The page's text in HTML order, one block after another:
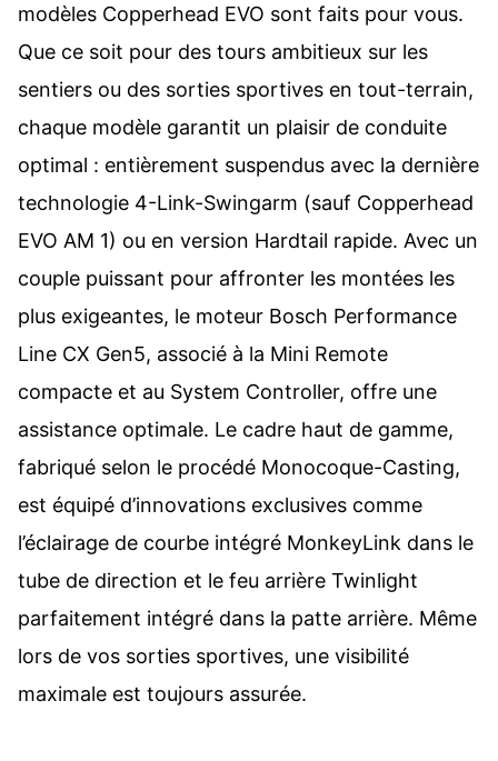
modèles Copperhead EVO sont faits pour vous.
Que ce soit pour des tours ambitieux sur les
sentiers ou des sorties sportives en tout-terrain,
chaque modèle garantit un plaisir de conduite
optimal : entièrement suspendus avec la dernière
technologie 4-Link-Swingarm (sauf Copperhead
EVO AM 1) ou en version Hardtail rapide. Avec un
couple puissant pour affronter les montées les
plus exigeantes, le moteur Bosch Performance
Line CX Gen5, associé à la Mini Remote
compacte et au System Controller, offre une
assistance optimale. Le cadre haut de gamme,
fabriqué selon le procédé Monocoque-Casting,
est équipé d’innovations exclusives comme
l’éclairage de courbe intégré MonkeyLink dans le
tube de direction et le feu arrière Twinlight
parfaitement intégré dans la patte arrière. Même
lors de vos sorties sportives, une visibilité
maximale est toujours assurée.